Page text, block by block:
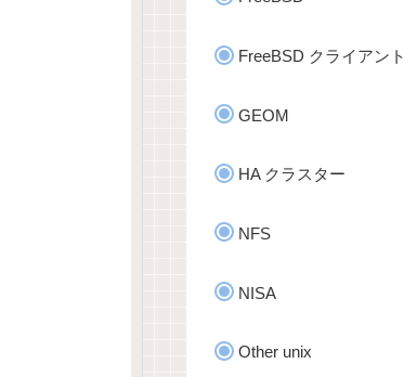
FreeBSD クライアント
GEOM
HA クラスター
NFS
NISA
Other unix